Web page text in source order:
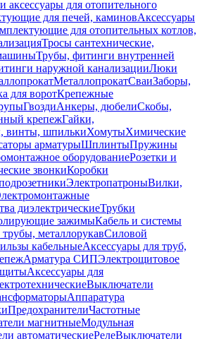
аксессуары для отопительного
для печей, каминовАксессуары
для отопительных котлов,
Тросы сантехнические,
Трубы, фитинги внутренней
наружной канализацииЛюки
МеталлопрокатСваиЗаборы,
для воротКрепежные
ГвоздиАнкеры, дюбелиСкобы,
крепежГайки,
винты, шпилькиХомутыХимические
арматурыШплинтыПружины
оборудованиеРозетки и
звонкиКоробки
ЭлектропатроныВилки,
диэлектрическиеТрубки
зажимыКабель и системы
металлорукавСиловой
кабельныеАксессуары для труб,
Арматура СИПЭлектрощитовое
Аксессуары для
Выключатели
Аппаратура
ПредохранителиЧастотные
магнитныеМодульная
автоматическиеРелеВыключатели